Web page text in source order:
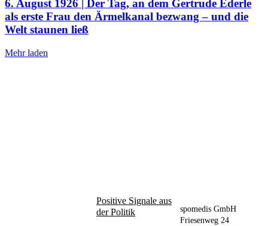
6. August 1926 | Der Tag, an dem Gertrude Ederle
als erste Frau den Ärmelkanal bezwang – und die
Welt staunen ließ
Mehr laden
Positive Signale aus
der Politik
spomedis GmbH
Friesenweg 24